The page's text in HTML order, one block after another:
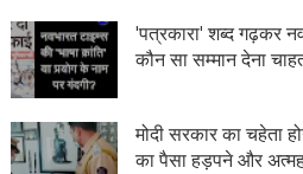
'पत्रकारा' शब्द गढ़कर
कौन सा सम्मान देना
मोदी सरकार का चहेता
का पैसा हड़पने और